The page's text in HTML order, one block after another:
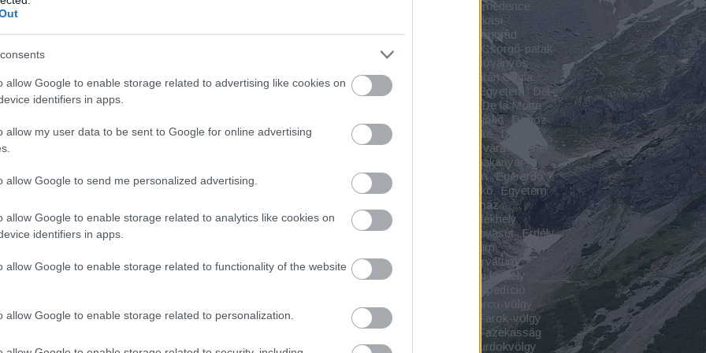
allow Google to enable storage related to advertising like cookies on
identifiers in apps.
allow my user data to be sent to Google for online advertising
allow Google to send me personalized advertising.
allow Google to enable storage related to analytics like cookies on
identifiers in apps.
allow Google to enable storage related to functionality of the website
allow Google to enable storage related to personalization.
Csíki-medence
Csókási
szélmalom CsomaKőrös
Csongrád
Csongrád-Csanád vármegye
Csörgő-patak
Csörgő-szurdok
Csóványos
Csővár Csukás-vízesés
Czárán Gyula
Dabas
Debrecen Debreceni Egyetem
Dél-
De la Motte
Dobogókő Doboz
Dombegyház
Döröske
Dregán-
Drégelypalánk Drégely vára
Dreher
Dunakanyar
Dunakeszi Ecséri templomrom Egererdő
Egeres Egyes-kő Egyeskő
Egyetem
Emékház
Emlékcsarnok
Emlékhely
Emlékmű Emlékpark Erdei kisvasút
Erdély
Erdészeti Múzeum
Érdmindszent
Erdőrezervátum
Ereklye
Erődített város
Érseki kastély
Expedíció
Farcu-völgy
Farkaslaka
Farkas Bertalan
Farok-völgy
Fatemplom
Fazekasság
Fehérkői-szoros
Fehérkői-szurdokvölgy